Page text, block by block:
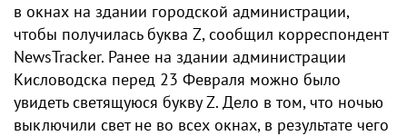
в окнах на здании городской администрации,
чтобы получилась буква Z, сообщил корреспондент
NewsTracker. Ранее на здании администрации
Кисловодска перед 23 Февраля можно было
увидеть светящуюся букву Z. Дело в том, что ночью
выключили свет не во всех окнах, в результате чего